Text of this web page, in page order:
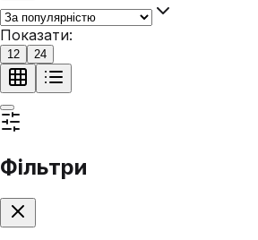
Показати:
12 24
Фільтри